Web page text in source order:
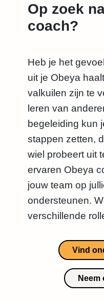
Op zoek
coach?
Heb je het
uit je Obeya
valkuilen zijn te
leren van
begeleiding kun
stappen zetten,
wiel probeert uit
ervaren Obeya
jouw team op
ondersteunen.
verschillende
Vind
Neem